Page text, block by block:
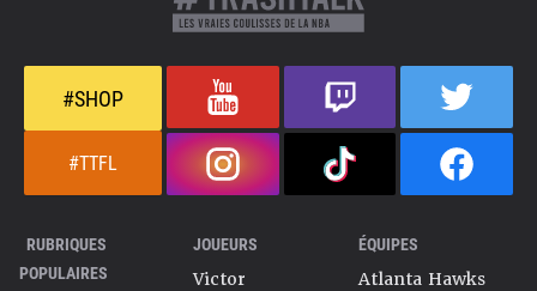
#SHOP
#TTFL
RUBRIQUES
POPULAIRES
JOUEURS
Victor
ÉQUIPES
Atlanta Hawks